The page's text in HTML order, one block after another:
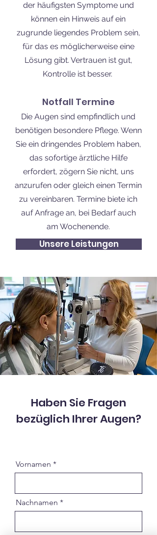
der häufigsten Symptome und
können ein Hinweis auf ein
zugrunde liegendes Problem sein,
für das es möglicherweise eine
Lösung gibt. Vertrauen ist gut,
Kontrolle ist besser.
Notfall Termine
Die Augen sind empfindlich und
benötigen besondere Pflege. Wenn
Sie ein dringendes Problem haben,
das sofortige ärztliche Hilfe
erfordert, zögern Sie nicht, uns
anzurufen oder gleich einen Termin
zu vereinbaren. Termine biete ich
auf Anfrage an, bei Bedarf auch
am Wochenende.
Unsere Leistungen
Haben Sie Fragen
bezüglich Ihrer Augen?
Vornamen
Nachnamen